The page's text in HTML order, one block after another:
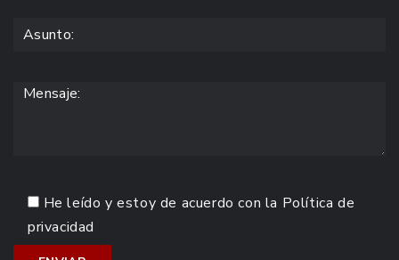
He leído y estoy de acuerdo con la Política de
privacidad